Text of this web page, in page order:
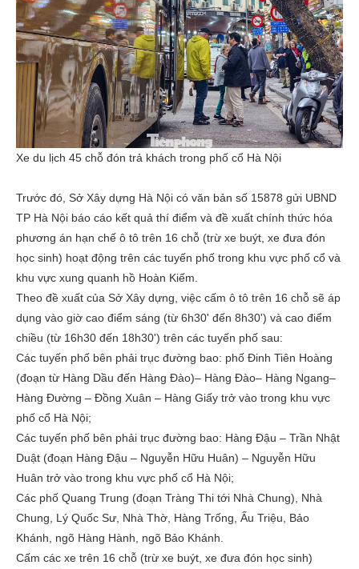
Xe du lịch 45 chỗ đón trả khách trong phố cổ Hà Nội
Trước đó, Sở Xây dựng Hà Nội có văn bản số 15878 gửi UBND
TP Hà Nội báo cáo kết quả thí điểm và đề xuất chính thức hóa
phương án hạn chế ô tô trên 16 chỗ (trừ xe buýt, xe đưa đón
học sinh) hoạt động trên các tuyến phố trong khu vực phố cổ và
khu vực xung quanh hồ Hoàn Kiếm.
Theo đề xuất của Sở Xây dựng, việc cấm ô tô trên 16 chỗ sẽ áp
dụng vào giờ cao điểm sáng (từ 6h30' đến 8h30') và cao điểm
chiều (từ 16h30 đến 18h30') trên các tuyến phố sau:
Các tuyến phố bên phải trục đường bao: phố Đinh Tiên Hoàng
(đoạn từ Hàng Dầu đến Hàng Đào)– Hàng Đào– Hàng Ngang–
Hàng Đường – Đồng Xuân – Hàng Giấy trở vào trong khu vực
phố cổ Hà Nội;
Các tuyến phố bên phải trục đường bao: Hàng Đậu – Trần Nhật
Duật (đoạn Hàng Đậu – Nguyễn Hữu Huân) – Nguyễn Hữu
Huân trở vào trong khu vực phố cổ Hà Nội;
Các phố Quang Trung (đoạn Tràng Thi tới Nhà Chung), Nhà
Chung, Lý Quốc Sư, Nhà Thờ, Hàng Trống, Ấu Triệu, Bảo
Khánh, ngõ Hàng Hành, ngõ Bảo Khánh.
Cấm các xe trên 16 chỗ (trừ xe buýt, xe đưa đón học sinh)